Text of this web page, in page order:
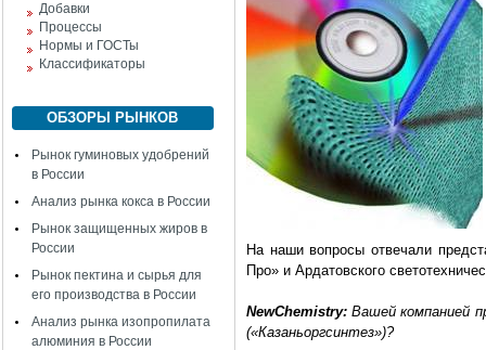
Добавки
Процессы
Нормы и ГОСТы
Классификаторы
ОБЗОРЫ РЫНКОВ
Рынок гуминовых удобрений
в России
Анализ рынка кокса в России
Рынок защищенных жиров в
России
Рынок пектина и сырья для
его производства в России
Анализ рынка изопропилата
алюминия в России
На наши вопросы отвечали
Про» и Ардатовского
NewChemistry:Вашей компанией
(«Казаньоргсинтез»)?